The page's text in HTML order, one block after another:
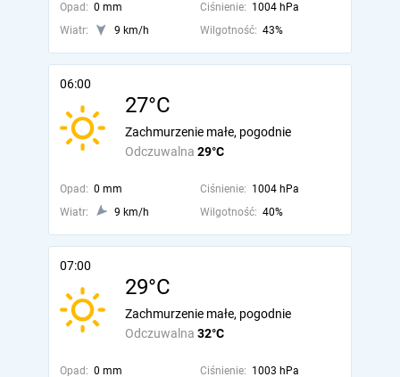
Opad: 0 mm Ciśnienie: 1004 hPa
Wiatr:
9 km/h Wilgotność: 43%
06:00
27°C
Odczuwalna 29°C
Zachmurzenie małe, pogodnie
Opad: 0 mm Ciśnienie: 1004 hPa
Wiatr:
9 km/h Wilgotność: 40%
07:00
29°C
Odczuwalna 32°C
Zachmurzenie małe, pogodnie
Opad: 0 mm Ciśnienie: 1003 hPa